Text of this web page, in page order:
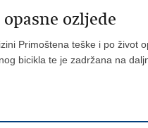
ozljede
Primoštena teške i po život
bicikla te je zadržana na